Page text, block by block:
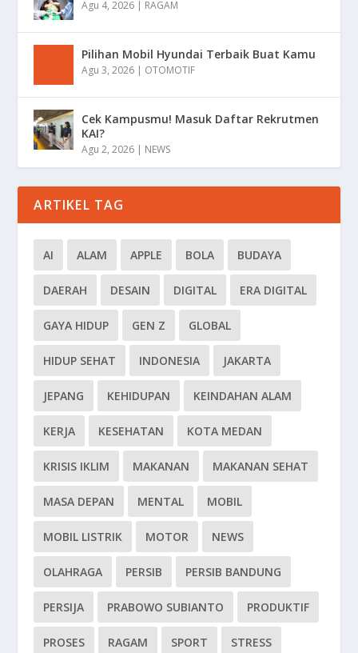
Agu 4, 2026 | RAGAM
Pilihan Mobil Hyundai Terbaik Buat Kamu
Agu 3, 2026 | OTOMOTIF
Cek Kampusmu! Masuk Daftar Rekrutmen
KAI?
Agu 2, 2026 | NEWS
ARTIKEL TAG
AI ALAM APPLE BOLA BUDAYA
DAERAH DESAIN DIGITAL ERA DIGITAL
GAYA HIDUP GEN Z GLOBAL
HIDUP SEHAT INDONESIA JAKARTA
JEPANG KEHIDUPAN KEINDAHAN ALAM
KERJA KESEHATAN KOTA MEDAN
KRISIS IKLIM MAKANAN MAKANAN SEHAT
MASA DEPAN MENTAL MOBIL
MOBIL LISTRIK MOTOR NEWS
OLAHRAGA PERSIB PERSIB BANDUNG
PERSIJA PRABOWO SUBIANTO PRODUKTIF
PROSES RAGAM SPORT STRESS